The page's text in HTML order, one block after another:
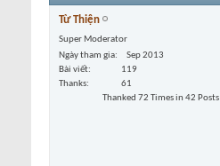
Từ Thiện
Super Moderator
Ngày tham gia
Sep 2013
Bài viết
119
Thanks
61
Thanked 72 Times in 42 Posts